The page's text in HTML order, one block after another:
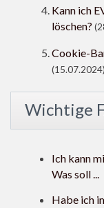
Kann ich
löschen?
Cookie-
(15.07.2024)
Wichtige
Ich kann
Was soll ...
Habe ich